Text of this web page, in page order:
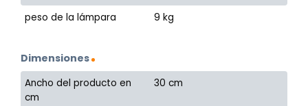
peso de la lámpara
9 kg
Dimensiones
Ancho del producto en
cm
30 cm